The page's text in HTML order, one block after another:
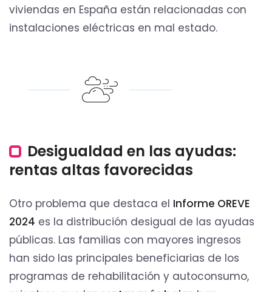
viviendas en España están relacionadas con
instalaciones eléctricas en mal estado.
Desigualdad en las ayudas:
rentas altas favorecidas
Otro problema que destaca el Informe OREVE
2024 es la distribución desigual de las ayudas
públicas. Las familias con mayores ingresos
han sido las principales beneficiarias de los
programas de rehabilitación y autoconsumo,